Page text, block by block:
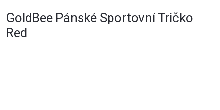
GoldBee Pánské Sportovní Tričko
Red